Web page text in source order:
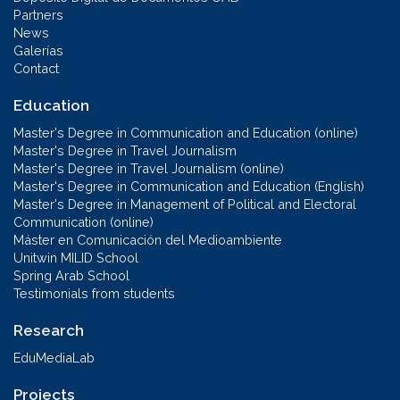
Partners
News
Galerías
Contact
Education
Master's Degree in Communication and Education (online)
Master's Degree in Travel Journalism
Master's Degree in Travel Journalism (online)
Master's Degree in Communication and Education (English)
Master's Degree in Management of Political and Electoral
Communication (online)
Máster en Comunicación del Medioambiente
Unitwin MILID School
Spring Arab School
Testimonials from students
Research
EduMediaLab
Projects